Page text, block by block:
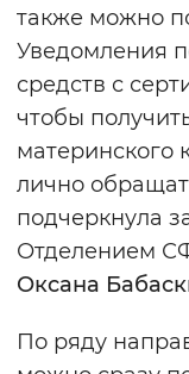
также можно
Уведомления
средств с
чтобы
материнского
лично
подчеркнула
Отделением
Оксана
По ряду